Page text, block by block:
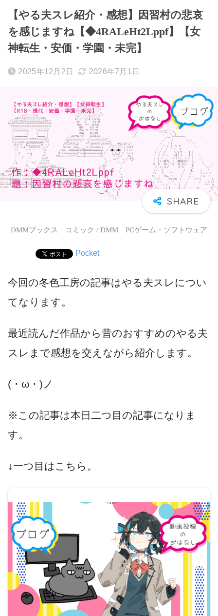
【やる夫スレ紹介・感想】因習村の悲哀
を感じますね【◆4RALeHt2Lppf】【女
神転生・安価・学園・未完】
2025年12月2日 2026年7月1日
DMMブックス コミック / DMM PCゲーム・ソフトウェア
Pocket
今回の冬色工房の記事はやる夫スレについ
てなります。
最近読んだ作品から昔のおすすめのやる夫
スレまで感想を交えながら紹介します。
(・ω・)ノ
※この記事は本日二つ目の記事になりま
す。
↓一つ目はこちら。